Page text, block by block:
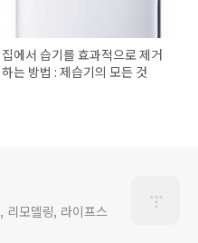
집에서 습기를 효과적으로 제거
하는 방법 : 제습기의 모든 것
리모델링, 라이프스